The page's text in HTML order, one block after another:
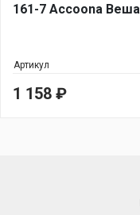
161-7 Accoona
Артикул
1 158 ₽